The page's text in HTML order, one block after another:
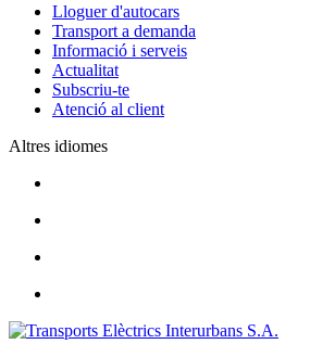
Lloguer d'autocars
Transport a demanda
Informació i serveis
Actualitat
Subscriu-te
Atenció al client
Altres idiomes